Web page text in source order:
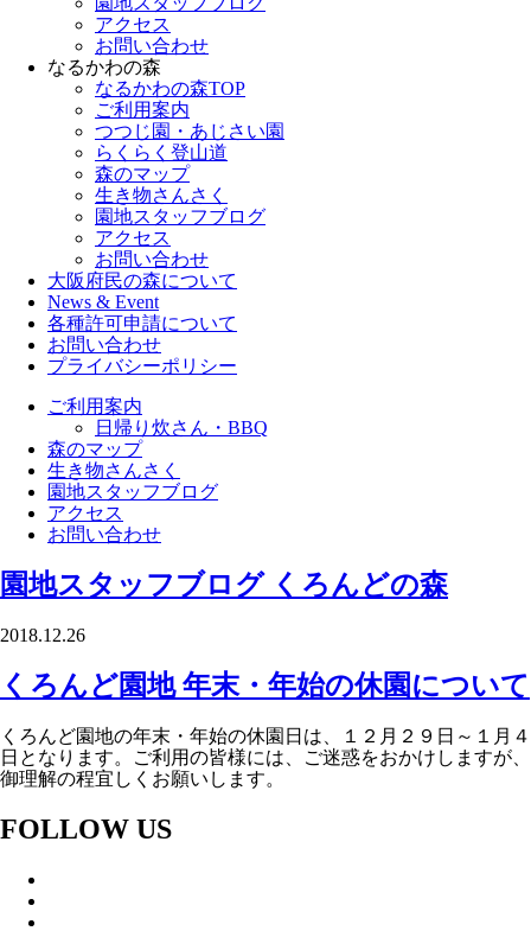
アクセス
お問い合わせ
なるかわの森
なるかわの森TOP
ご利用案内
つつじ園・あじさい園
らくらく登山道
森のマップ
生き物さんさく
園地スタッフブログ
アクセス
お問い合わせ
大阪府民の森について
News & Event
各種許可申請について
お問い合わせ
プライバシーポリシー
ご利用案内
日帰り炊さん・BBQ
森のマップ
生き物さんさく
園地スタッフブログ
アクセス
お問い合わせ
園地スタッフブログ くろんどの森
2018.12.26
くろんど園地 年末・年始の休園について
くろんど園地の年末・年始の休園日は、１２月２９日～１月４
日となります。ご利用の皆様には、ご迷惑をおかけしますが、
御理解の程宜しくお願いします。
FOLLOW US